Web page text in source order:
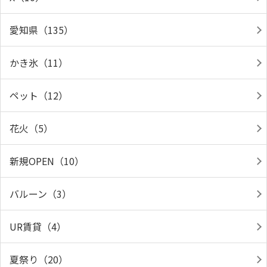
愛知県（135）
かき氷（11）
ペット（12）
花火（5）
新規OPEN（10）
バルーン（3）
UR賃貸（4）
夏祭り（20）